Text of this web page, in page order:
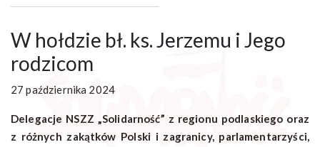
W hołdzie bł. ks. Jerzemu i Jego
rodzicom
27 października 2024
Delegacje NSZZ „Solidarność” z regionu podlaskiego oraz
z różnych zakątków Polski i zagranicy, parlamentarzyści,